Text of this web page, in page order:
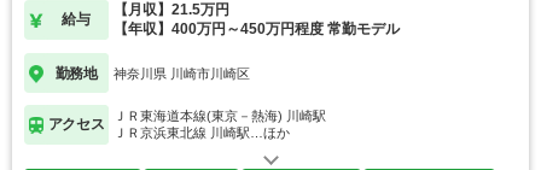
給与
【月収】21.5万円
【年収】400万円～450万円程度 常勤モデル
勤務地 神奈川県 川崎市川崎区
アクセス
ＪＲ東海道本線(東京－熱海) 川崎駅
ＪＲ京浜東北線 川崎駅…ほか